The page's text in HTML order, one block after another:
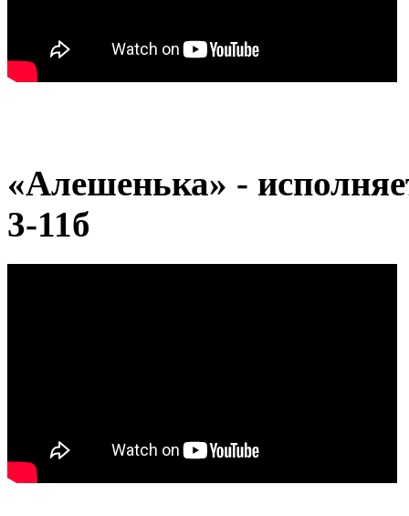
«Алешенька» -
3-11б